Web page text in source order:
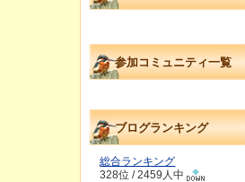
参加コミュニティ一覧
ブログランキング
総合ランキング
328位 / 2459人中